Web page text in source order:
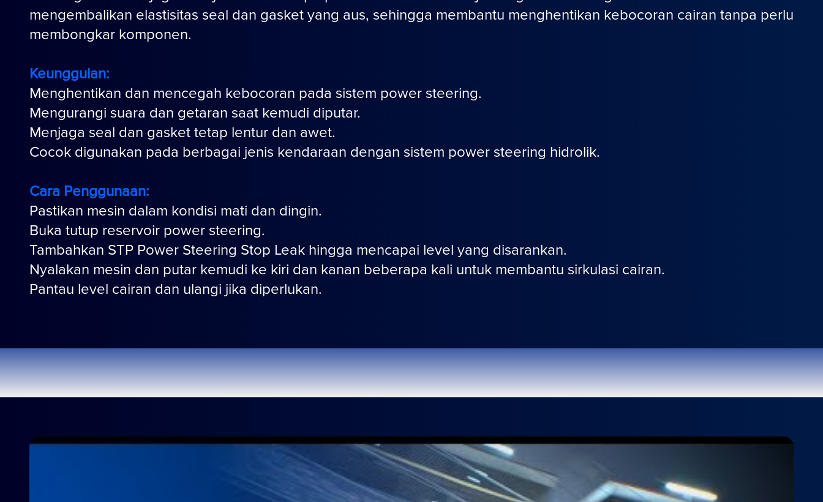
mengembalikan elastisitas seal dan gasket yang aus, sehingga membantu menghentikan kebocoran cairan tanpa perlu
membongkar komponen.
Keunggulan:
Menghentikan dan mencegah kebocoran pada sistem power steering.
Mengurangi suara dan getaran saat kemudi diputar.
Menjaga seal dan gasket tetap lentur dan awet.
Cocok digunakan pada berbagai jenis kendaraan dengan sistem power steering hidrolik.
Cara Penggunaan:
Pastikan mesin dalam kondisi mati dan dingin.
Buka tutup reservoir power steering.
Tambahkan STP Power Steering Stop Leak hingga mencapai level yang disarankan.
Nyalakan mesin dan putar kemudi ke kiri dan kanan beberapa kali untuk membantu sirkulasi cairan.
Pantau level cairan dan ulangi jika diperlukan.